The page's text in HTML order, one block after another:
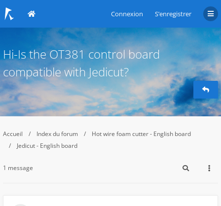
Connexion S’enregistrer
Hi-Is the OT381 control board
compatible with Jedicut?
Accueil Index du forum
Hot wire foam cutter - English board
Jedicut - English board
1 message